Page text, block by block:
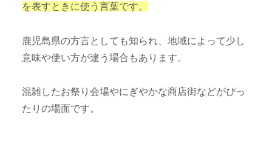
を表すときに使う言葉です。
鹿児島県の方言としても知られ、地域によって少し
意味や使い方が違う場合もあります。
混雑したお祭り会場やにぎやかな商店街などがぴっ
たりの場面です。